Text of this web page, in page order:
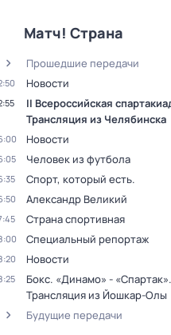
Матч! Страна
Прошедшие передачи
Новости
II Всероссийская
Трансляция из Челябинска
Новости
Человек из футбола
Спорт, который есть.
Александр Великий
Страна спортивная
Специальный репортаж
Новости
Бокс. «Динамо» - «Спартак».
Трансляция из Йошкар-Олы
Будущие передачи